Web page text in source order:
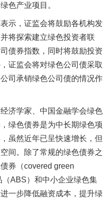
色产业项目。
示，证监会将鼓励各机构发
将探索建立绿色投资者联
债券指数，同时将鼓励投资
证监会将对绿色公司债采取
司承销绿色公司债的情况作
济学家、中国金融学会绿色
绿色债券是为中长期绿色项
虽然近年已呈快速增长，但
间。除了常规的绿色债券之
券（covered green
ABS）和中小企业绿色集
一步降低融资成本，提升绿